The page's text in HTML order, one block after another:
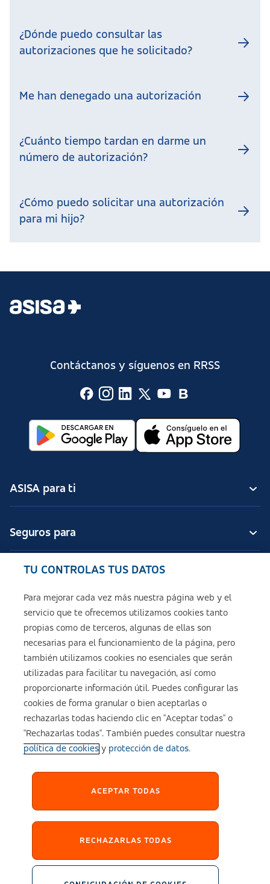
¿Dónde puedo consultar las
autorizaciones que he solicitado?
Me han denegado una autorización
¿Cuánto tiempo tardan en darme un
número de autorización?
¿Cómo puedo solicitar una autorización
para mi hijo?
Contáctanos y síguenos en RRSS
ASISA para ti
Seguros para
Seguros de ASISA
Sobre ASISA
Política de cookies
Configuración de cookies
Política de Privacidad
Accesibilidad
Sistema Interno de Información
TU CONTROLAS TUS DATOS
Para mejorar cada vez más nuestra página web y el
servicio que te ofrecemos utilizamos cookies tanto
propias como de terceros, algunas de ellas son
necesarias para el funcionamiento de la página, pero
también utilizamos cookies no esenciales que serán
utilizadas para facilitar tu navegación, así como
proporcionarte información útil. Puedes configurar las
cookies de forma granular o bien aceptarlas o
rechazarlas todas haciendo clic en "Aceptar todas" o
"Rechazarlas todas". También puedes consultar nuestra
política de cookiesy protección de datos.
RECHAZARLAS TODAS
ACEPTAR TODAS